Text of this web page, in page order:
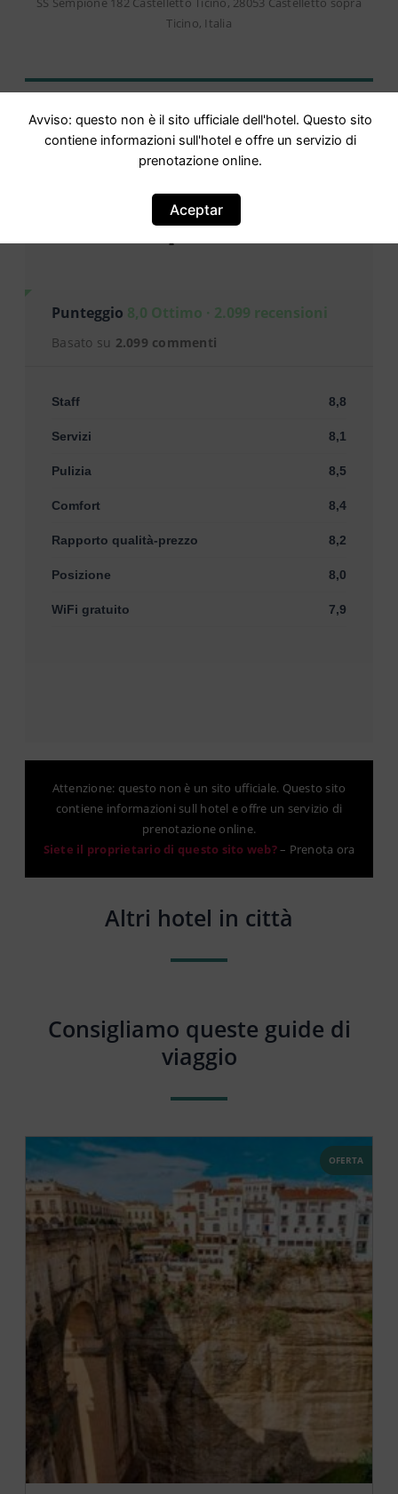
Ticino, Italia
Opinioni
Punteggio 8,0 Ottimo · 2.099 recensioni
Basato su 2.099 commenti
Staff 8,8
Servizi 8,1
Pulizia 8,5
Comfort 8,4
Rapporto qualità-prezzo 8,2
Posizione 8,0
WiFi gratuito 7,9
Attenzione: questo non è un sito ufficiale. Questo sito
contiene informazioni sull hotel e offre un servizio di
prenotazione online.
Siete il proprietario di questo sito web?– Prenota ora
Altri hotel in città
Consigliamo queste guide di
viaggio
OFERTA
Avviso: questo non è il sito ufficiale dell'hotel. Questo sito
contiene informazioni sull'hotel e offre un servizio di
prenotazione online.
Aceptar